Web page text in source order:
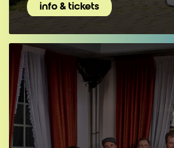
info & tickets